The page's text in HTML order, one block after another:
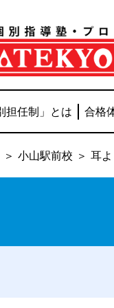
担任制 」 とは 合格
＞ 小山駅前校 ＞ 耳